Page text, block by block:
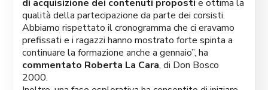
di acquisizione dei contenuti proposti e ottima la
qualità della partecipazione da parte dei corsisti.
Abbiamo rispettato il cronogramma che ci eravamo
prefissati e i ragazzi hanno mostrato forte spinta a
continuare la formazione anche a gennaio”, ha
commentato Roberta La Cara, di Don Bosco
2000.